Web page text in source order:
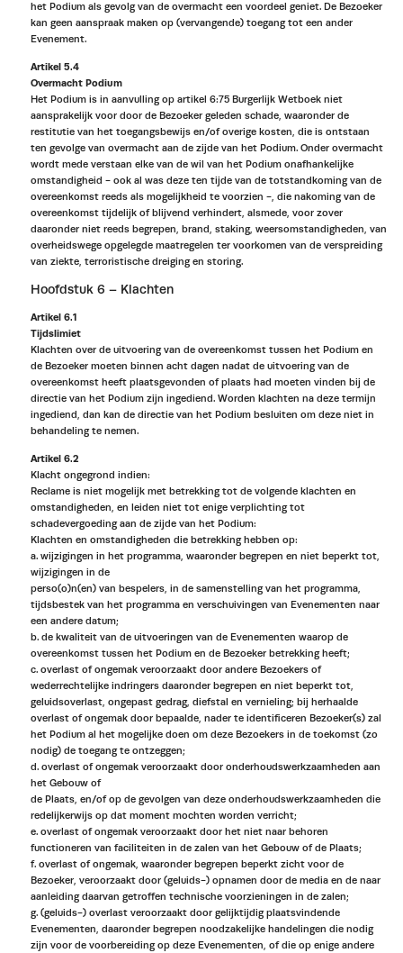
het Podium als gevolg van de overmacht een voordeel geniet. De Bezoeker
kan geen aanspraak maken op (vervangende) toegang tot een ander
Evenement.
Artikel 5.4
Overmacht Podium
Het Podium is in aanvulling op artikel 6:75 Burgerlijk Wetboek niet
aansprakelijk voor door de Bezoeker geleden schade, waaronder de
restitutie van het toegangsbewijs en/of overige kosten, die is ontstaan
ten gevolge van overmacht aan de zijde van het Podium. Onder overmacht
wordt mede verstaan elke van de wil van het Podium onafhankelijke
omstandigheid - ook al was deze ten tijde van de totstandkoming van de
overeenkomst reeds als mogelijkheid te voorzien -, die nakoming van de
overeenkomst tijdelijk of blijvend verhindert, alsmede, voor zover
daaronder niet reeds begrepen, brand, staking, weersomstandigheden, van
overheidswege opgelegde maatregelen ter voorkomen van de verspreiding
van ziekte, terroristische dreiging en storing.
Hoofdstuk 6 – Klachten
Artikel 6.1
Tijdslimiet
Klachten over de uitvoering van de overeenkomst tussen het Podium en
de Bezoeker moeten binnen acht dagen nadat de uitvoering van de
overeenkomst heeft plaatsgevonden of plaats had moeten vinden bij de
directie van het Podium zijn ingediend. Worden klachten na deze termijn
ingediend, dan kan de directie van het Podium besluiten om deze niet in
behandeling te nemen.
Artikel 6.2
Klacht ongegrond indien:
Reclame is niet mogelijk met betrekking tot de volgende klachten en
omstandigheden, en leiden niet tot enige verplichting tot
schadevergoeding aan de zijde van het Podium:
Klachten en omstandigheden die betrekking hebben op:
a. wijzigingen in het programma, waaronder begrepen en niet beperkt tot,
wijzigingen in de
perso(o)n(en) van bespelers, in de samenstelling van het programma,
tijdsbestek van het programma en verschuivingen van Evenementen naar
een andere datum;
b. de kwaliteit van de uitvoeringen van de Evenementen waarop de
overeenkomst tussen het Podium en de Bezoeker betrekking heeft;
c. overlast of ongemak veroorzaakt door andere Bezoekers of
wederrechtelijke indringers daaronder begrepen en niet beperkt tot,
geluidsoverlast, ongepast gedrag, diefstal en vernieling; bij herhaalde
overlast of ongemak door bepaalde, nader te identificeren Bezoeker(s) zal
het Podium al het mogelijke doen om deze Bezoekers in de toekomst (zo
nodig) de toegang te ontzeggen;
d. overlast of ongemak veroorzaakt door onderhoudswerkzaamheden aan
het Gebouw of
de Plaats, en/of op de gevolgen van deze onderhoudswerkzaamheden die
redelijkerwijs op dat moment mochten worden verricht;
e. overlast of ongemak veroorzaakt door het niet naar behoren
functioneren van faciliteiten in de zalen van het Gebouw of de Plaats;
f. overlast of ongemak, waaronder begrepen beperkt zicht voor de
Bezoeker, veroorzaakt door (geluids-) opnamen door de media en de naar
aanleiding daarvan getroffen technische voorzieningen in de zalen;
g. (geluids-) overlast veroorzaakt door gelijktijdig plaatsvindende
Evenementen, daaronder begrepen noodzakelijke handelingen die nodig
zijn voor de voorbereiding op deze Evenementen, of die op enige andere